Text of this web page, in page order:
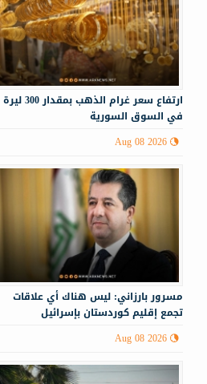
ارتفاع سعر غرام الذهب بمقدار 300 ليرة
في السوق السورية
Aug 08 2026
مسرور بارزاني: ليس هناك أي علاقات
تجمع إقليم كوردستان بإسرائيل
Aug 08 2026